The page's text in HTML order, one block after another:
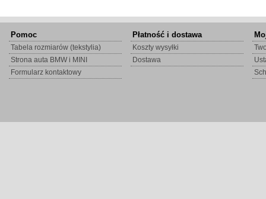
Pomoc
Tabela rozmiarów (tekstylia)
Strona auta BMW i MINI
Formularz kontaktowy
Płatność i dostawa
Koszty wysyłki
Dostawa